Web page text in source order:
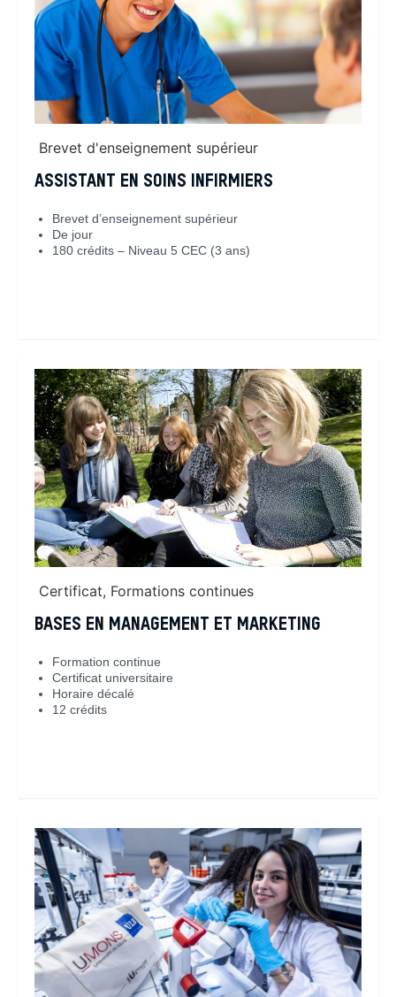
Brevet d'enseignement supérieur
ASSISTANT EN SOINS INFIRMIERS
Brevet d’enseignement supérieur
De jour
180 crédits – Niveau 5 CEC (3 ans)
Certificat, Formations continues
BASES EN MANAGEMENT ET MARKETING
Formation continue
Certificat universitaire
Horaire décalé
12 crédits